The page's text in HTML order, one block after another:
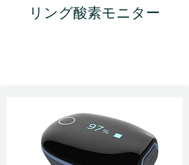
リング酸素モニター